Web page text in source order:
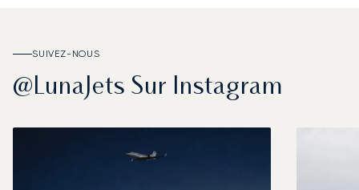
SUIVEZ-NOUS
@LunaJets Sur Instagram